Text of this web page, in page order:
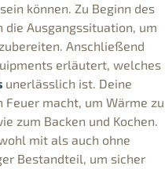
können. Zu Beginn des
die Ausgangssituation, um
Anschließend
erläutert, welches
unerlässlich ist. Deine
macht, um Wärme zu
zum Backen und Kochen.
mit als auch ohne
Bestandteil, um sicher